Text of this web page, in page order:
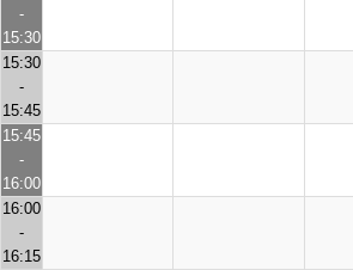
-
15:30
15:30
-
15:45
15:45
-
16:00
16:00
-
16:15